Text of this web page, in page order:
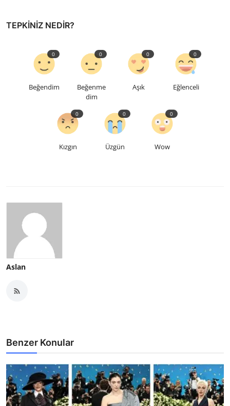
TEPKINIZ NEDIR?
Beğendim
0
Beğenme
dim
0
Aşık
0
Eğlenceli
0
Kızgın
0
Üzgün
0
Wow
0
Aslan
Benzer Konular